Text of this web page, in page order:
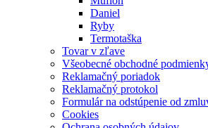
Daniel
Ryby
Termotaška
Tovar v zľave
Všeobecné obchodné
Reklamačný poriadok
Reklamačný protokol
Formulár na odstúpenie od
Cookies